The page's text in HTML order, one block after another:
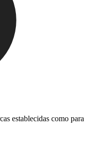
establecidas como para